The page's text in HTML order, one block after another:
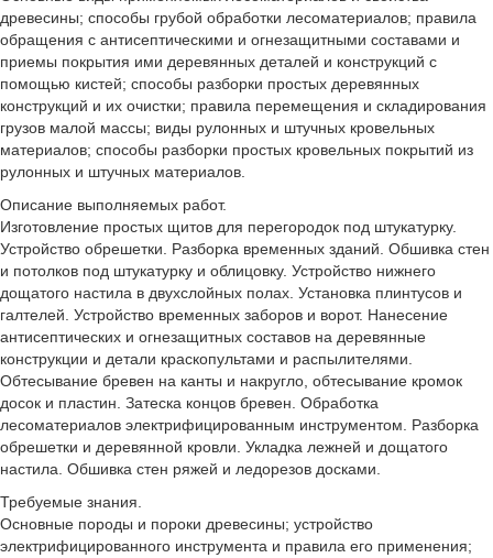
древесины; способы грубой обработки лесоматериалов; правила
обращения с антисептическими и огнезащитными составами и
приемы покрытия ими деревянных деталей и конструкций с
помощью кистей; способы разборки простых деревянных
конструкций и их очистки; правила перемещения и складирования
грузов малой массы; виды рулонных и штучных кровельных
материалов; способы разборки простых кровельных покрытий из
рулонных и штучных материалов.
Описание выполняемых работ.
Изготовление простых щитов для перегородок под штукатурку.
Устройство обрешетки. Разборка временных зданий. Обшивка стен
и потолков под штукатурку и облицовку. Устройство нижнего
дощатого настила в двухслойных полах. Установка плинтусов и
галтелей. Устройство временных заборов и ворот. Нанесение
антисептических и огнезащитных составов на деревянные
конструкции и детали краскопультами и распылителями.
Обтесывание бревен на канты и накругло, обтесывание кромок
досок и пластин. Затеска концов бревен. Обработка
лесоматериалов электрифицированным инструментом. Разборка
обрешетки и деревянной кровли. Укладка лежней и дощатого
настила. Обшивка стен ряжей и ледорезов досками.
Требуемые знания.
Основные породы и пороки древесины; устройство
электрифицированного инструмента и правила его применения;